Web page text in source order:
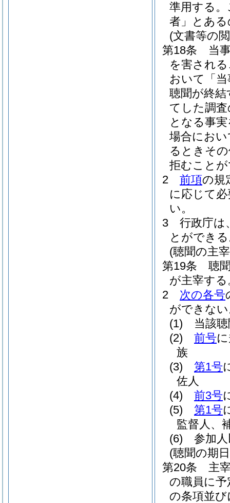
準用する。
者」とあ
(文書等の
第18条
当
を害され
おいて「
聴聞が終
てした調
となる事
場合にお
るときそ
拒むこと
2
前項の規
に応じて
い。
3
行政庁は
とができ
(聴聞の主
第19条
聴
が主宰する
2
次の各号
ができな
(1)
当該
(2)
前号
族
(3)
第1号
佐人
(4)
前3号
(5)
第1号
監督人、
(6)
参加
(聴聞の期
第20条
主
の職員に
の条項並